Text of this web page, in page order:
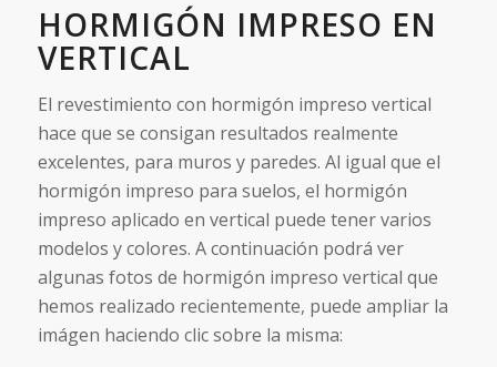
HORMIGÓN IMPRESO EN
VERTICAL
El revestimiento con hormigón impreso vertical
hace que se consigan resultados realmente
excelentes, para muros y paredes. Al igual que el
hormigón impreso para suelos, el hormigón
impreso aplicado en vertical puede tener varios
modelos y colores. A continuación podrá ver
algunas fotos de hormigón impreso vertical que
hemos realizado recientemente, puede ampliar la
imágen haciendo clic sobre la misma: